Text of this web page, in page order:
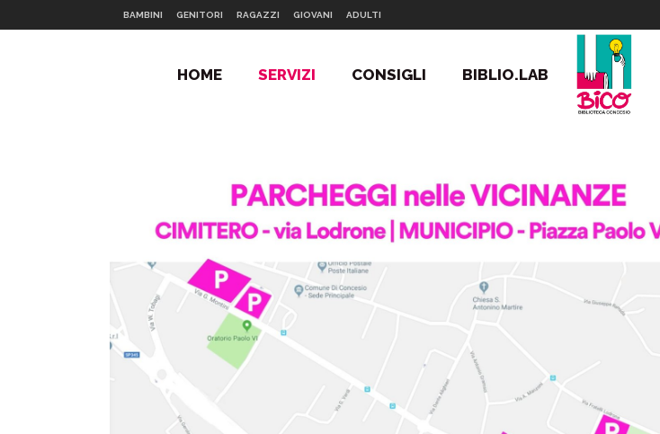
BAMBINI GENITORI RAGAZZI GIOVANI ADULTI
HOME SERVIZI CONSIGLI BIBLIO.LAB